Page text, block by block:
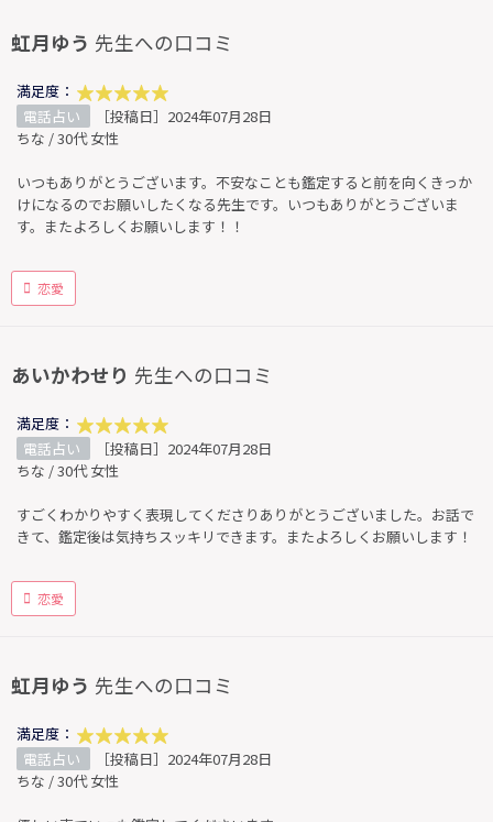
虹月ゆう 先生への口コミ
満足度：
電話占い
［投稿日］2024年07月28日
ちな / 30代 女性
いつもありがとうございます。不安なことも鑑定すると前を向くきっか
けになるのでお願いしたくなる先生です。いつもありがとうございま
す。またよろしくお願いします！！
恋愛
あいかわせり 先生への口コミ
満足度：
電話占い
［投稿日］2024年07月28日
ちな / 30代 女性
すごくわかりやすく表現してくださりありがとうございました。お話で
きて、鑑定後は気持ちスッキリできます。またよろしくお願いします！
恋愛
虹月ゆう 先生への口コミ
満足度：
電話占い
［投稿日］2024年07月28日
ちな / 30代 女性